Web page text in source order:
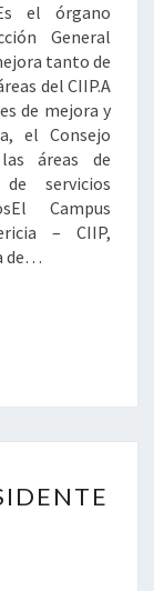
el órgano
General
tanto de
del CIIP.A
de mejora y
el Consejo
áreas de
servicios
Campus
– CIIP,
de…